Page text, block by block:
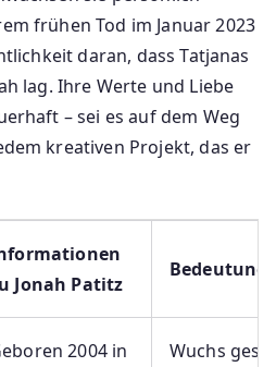
frühen Tod im Januar 2023
daran, dass Tatjanas
lag. Ihre Werte und Liebe
– sei es auf dem Weg
kreativen Projekt, das er
Jonah Patitz
2004 in
Wuchs